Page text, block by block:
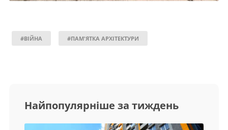
#ВІЙНА #ПАМ'ЯТКА АРХІТЕКТУРИ
Найпопулярніше за тиждень